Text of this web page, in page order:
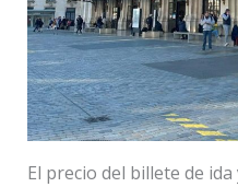
El precio del billete de